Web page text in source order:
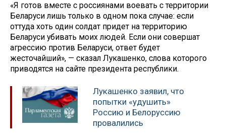
«Я готов вместе с россиянами воевать с территории
Беларуси лишь только в одном пока случае: если
оттуда хоть один солдат придет на территорию
Беларуси убивать моих людей. Если они совершат
агрессию против Беларуси, ответ будет
жесточайший», — сказал Лукашенко, слова которого
приводятся на сайте президента республики.
Лукашенко заявил, что
попытки «удушить»
Россию и Белоруссию
провалились